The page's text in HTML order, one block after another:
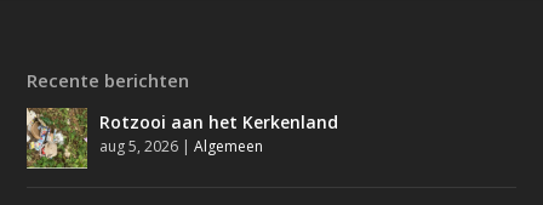
Recente berichten
Rotzooi aan het Kerkenland
aug 5, 2026 |Algemeen